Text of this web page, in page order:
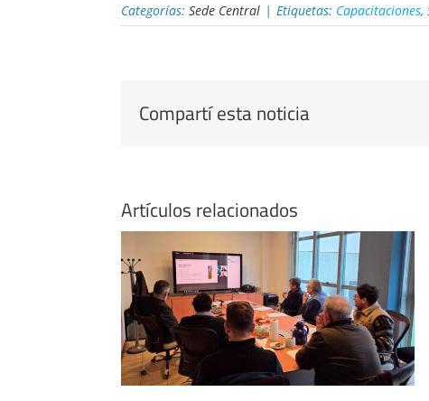
Categorías:Sede Central | Etiquetas: Capacitaciones,
Compartí esta noticia
Artículos relacionados